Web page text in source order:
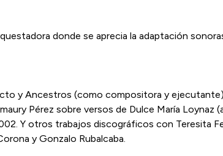
donde se aprecia la adaptación
y Ancestros (como compositora y
Pérez sobre versos de Dulce María Loynaz
Y otros trabajos discográficos con Teresita
y Gonzalo Rubalcaba.